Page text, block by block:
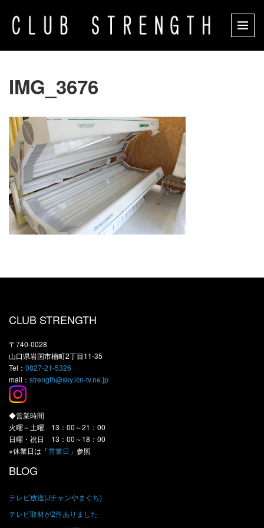
IMG_3676
CLUB STRENGTH
〒740-0028
山口県岩国市楠町2丁目11-35
Tel： 0827-21-5326
mail： strength@sky.icn-tv.ne.jp
◆営業時間
火曜～土曜 13：00～21：00
日曜・祝日 13：00～18：00
※休業日は「営業日 」参照
BLOG
テレビ放送(Jチャンやまぐち)
テレビ取材が2件ありました